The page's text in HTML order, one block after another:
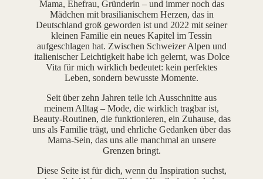
Mama, Ehefrau, Gründerin – und immer noch das
Mädchen mit brasilianischem Herzen, das in
Deutschland groß geworden ist und 2022 mit seiner
kleinen Familie ein neues Kapitel im Tessin
aufgeschlagen hat. Zwischen Schweizer Alpen und
italienischer Leichtigkeit habe ich gelernt, was Dolce
Vita für mich wirklich bedeutet: kein perfektes
Leben, sondern bewusste Momente.
Seit über zehn Jahren teile ich Ausschnitte aus
meinem Alltag – Mode, die wirklich tragbar ist,
Beauty-Routinen, die funktionieren, ein Zuhause, das
uns als Familie trägt, und ehrliche Gedanken über das
Mama-Sein, das uns alle manchmal an unsere
Grenzen bringt.
Diese Seite ist für dich, wenn du Inspiration suchst,